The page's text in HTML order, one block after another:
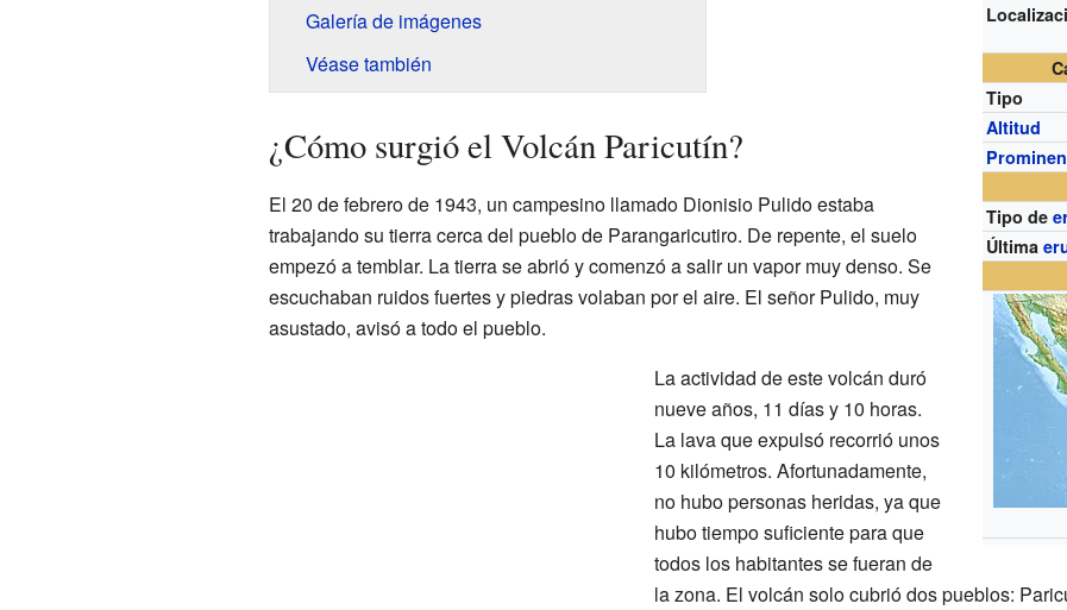
Tipo
Altitud
Tipo de
Última
Galería de imágenes
Véase también
¿Cómo surgió el Volcán Paricutín?
El 20 de febrero de 1943, un campesino llamado Dionisio Pulido estaba
trabajando su tierra cerca del pueblo de Parangaricutiro. De repente, el suelo
empezó a temblar. La tierra se abrió y comenzó a salir un vapor muy denso. Se
escuchaban ruidos fuertes y piedras volaban por el aire. El señor Pulido, muy
asustado, avisó a todo el pueblo.
La actividad de este volcán duró
nueve años, 11 días y 10 horas.
La lava que expulsó recorrió unos
10 kilómetros. Afortunadamente,
no hubo personas heridas, ya que
hubo tiempo suficiente para que
todos los habitantes se fueran de
la zona. El volcán solo cubrió dos pueblos: